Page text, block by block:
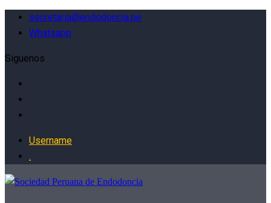
secretaria@endodoncia.pe
Whatsapp
Siguenos
Username
.